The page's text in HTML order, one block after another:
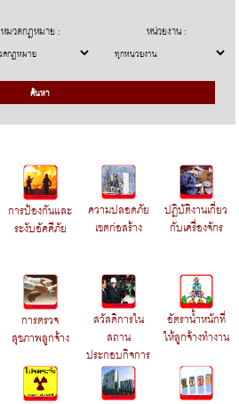
หมวดกฎหมาย : หน่วยงาน :
การป้องกันและ
ระงับอัคคีภัย
ความปลอดภัย
เขตก่อสร้าง
ปฏิบัติงานเกี่ยว
กับเครื่องจักร
การตรวจ
สุขภาพลูกจ้าง
สวัสดิการใน
สถาน
ประกอบกิจการ
อัตราน้ำหนักที่
ให้ลูกจ้างทำงาน